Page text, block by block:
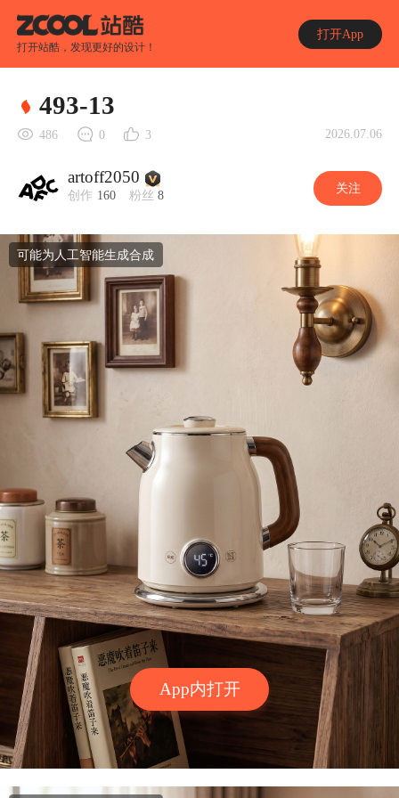
打开站酷，发现更好的设计！
打开App
App内打开
493-13
486 0 3 2026.07.06
artoff2050
创作 160 粉丝 8 关注
可能为人工智能生成合成